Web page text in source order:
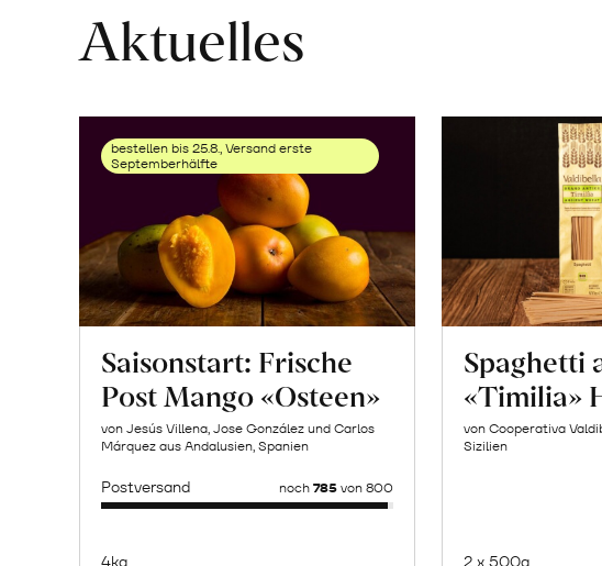
Aktuelles
bestellen bis 25.8., Versand erste
Septemberhälfte
Saisonstart: Frische
Post Mango «Osteen»
von Jesús Villena, Jose González und Carlos
Márquez aus Andalusien, Spanien
Postversand noch 785von 800
4kg
Spaghetti
«Timilia»
von Cooperativa
Sizilien
2 x 500g